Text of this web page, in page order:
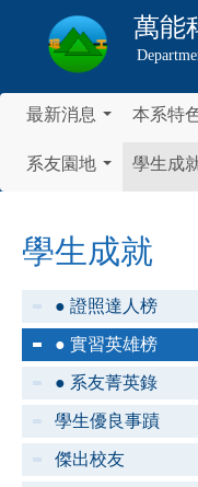
萬能
最新消息 本系特
系友園地 學生成
學生成就
● 證照達人榜
● 實習英雄榜
● 系友菁英錄
學生優良事蹟
傑出校友